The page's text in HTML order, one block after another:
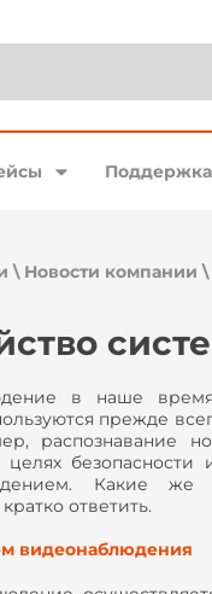
Поддержка
\ Новости компании \
в наше
прежде
распознавание
безопасности
Какие же
ответить.
видеонаблюдения